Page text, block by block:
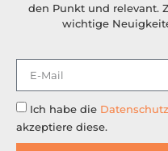
den Punkt und relevant.
wichtige
Ich habe die
akzeptiere diese.